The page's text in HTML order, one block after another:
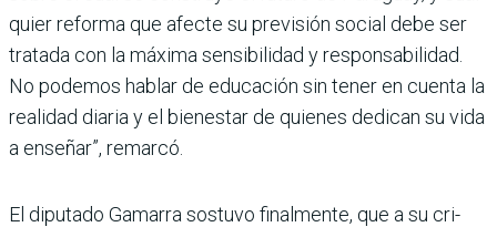
quier reforma que afecte su previsión social debe ser
tra­tada con la máxima sensibi­lidad y responsabilidad.
No podemos hablar de educación sin tener en cuenta la
realidad diaria y el bienestar de quie­nes dedican su vida
a ense­ñar”, remarcó.
El diputado Gamarra sos­tuvo finalmente, que a su cri­